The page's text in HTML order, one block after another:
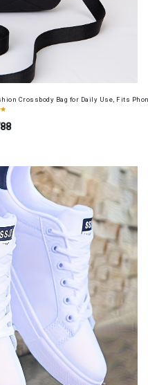
Crossbody Bag for Daily Use, Fits